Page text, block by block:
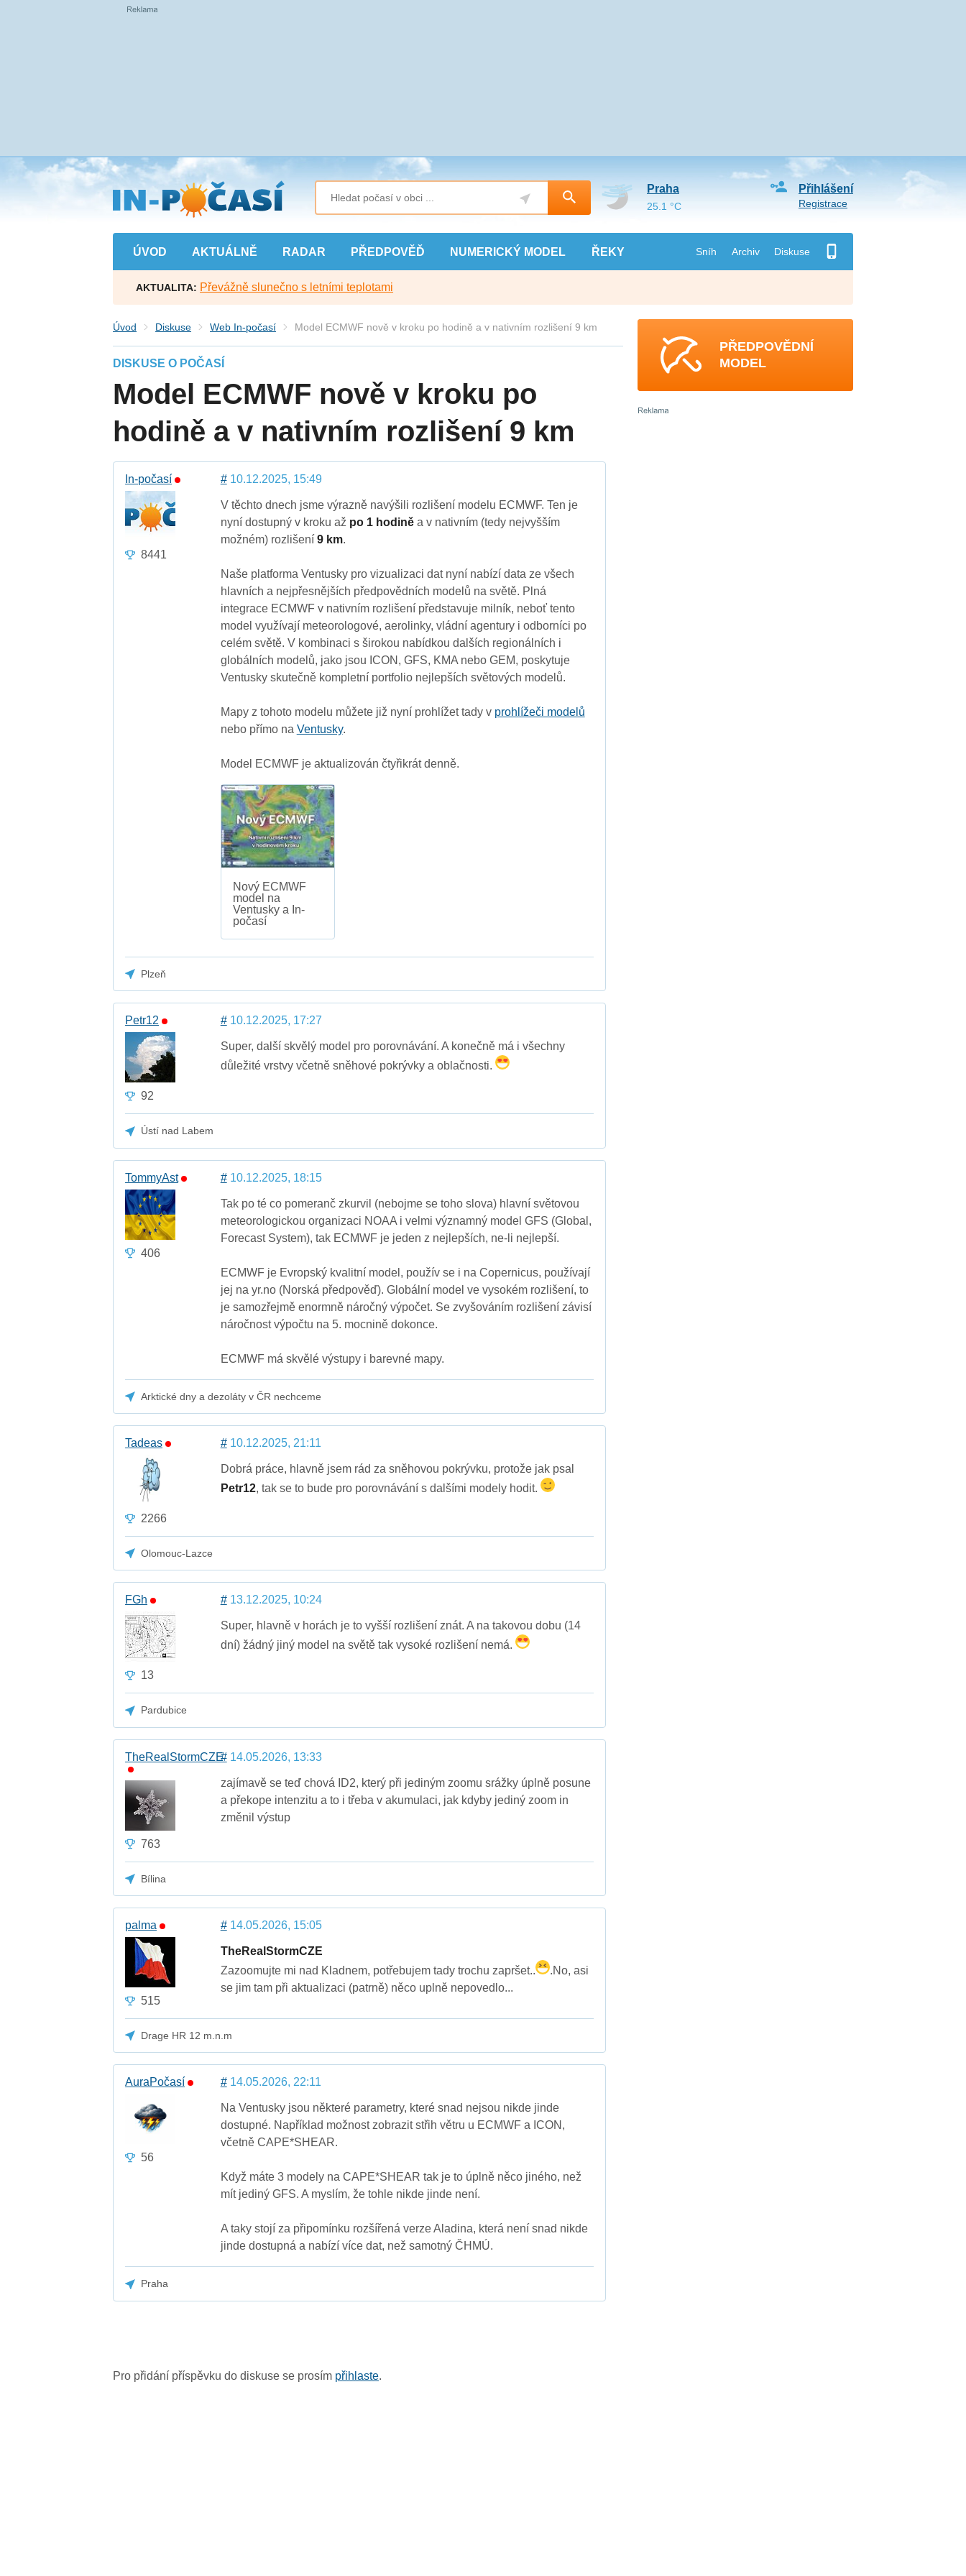
Přejít
na
hlavní
obsah
ÚVOD AKTUÁLNĚ RADAR PŘEDPOVĚĎ NUMERICKÝ MODEL ŘEKY Sníh Archiv Diskuse
Přihlášení
Registrace
Praha
25.1 °C
AKTUALITA: Převážně slunečno s letními teplotami
Úvod Diskuse Web In-počasí Model ECMWF nově v kroku po hodině a v nativním rozlišení 9 km
DISKUSE O POČASÍ
Model ECMWF nově v kroku po
hodině a v nativním rozlišení 9 km
In-počasí
8441
#10.12.2025, 15:49
V těchto dnech jsme výrazně navýšili rozlišení modelu ECMWF. Ten je
nyní dostupný v kroku až po 1 hodiněa v nativním (tedy nejvyšším
možném) rozlišení 9 km.
Naše platforma Ventusky pro vizualizaci dat nyní nabízí data ze všech
hlavních a nejpřesnějších předpovědních modelů na světě. Plná
integrace ECMWF v nativním rozlišení představuje milník, neboť tento
model využívají meteorologové, aerolinky, vládní agentury i odborníci po
celém světě. V kombinaci s širokou nabídkou dalších regionálních i
globálních modelů, jako jsou ICON, GFS, KMA nebo GEM, poskytuje
Ventusky skutečně kompletní portfolio nejlepších světových modelů.
Mapy z tohoto modelu můžete již nyní prohlížet tady v prohlížeči modelů
nebo přímo na Ventusky.
Model ECMWF je aktualizován čtyřikrát denně.
Nový ECMWF
model na
Ventusky a In-
počasí
Plzeň
Petr12
92
#10.12.2025, 17:27
Super, další skvělý model pro porovnávání. A konečně má i všechny
důležité vrstvy včetně sněhové pokrývky a oblačnosti.
Ústí nad Labem
TommyAst
406
#10.12.2025, 18:15
Tak po té co pomeranč zkurvil (nebojme se toho slova) hlavní světovou
meteorologickou organizaci NOAA i velmi významný model GFS (Global,
Forecast System), tak ECMWF je jeden z nejlepších, ne-li nejlepší.
ECMWF je Evropský kvalitní model, použív se i na Copernicus, používají
jej na yr.no (Norská předpověď). Globální model ve vysokém rozlišení, to
je samozřejmě enormně náročný výpočet. Se zvyšováním rozlišení závisí
náročnost výpočtu na 5. mocnině dokonce.
ECMWF má skvělé výstupy i barevné mapy.
Arktické dny a dezoláty v ČR nechceme
Tadeas
2266
#10.12.2025, 21:11
Dobrá práce, hlavně jsem rád za sněhovou pokrývku, protože jak psal
Petr12, tak se to bude pro porovnávání s dalšími modely hodit.
Olomouc-Lazce
FGh
13
#13.12.2025, 10:24
Super, hlavně v horách je to vyšší rozlišení znát. A na takovou dobu (14
dní) žádný jiný model na světě tak vysoké rozlišení nemá.
Pardubice
TheRealStormCZE
763
#14.05.2026, 13:33
zajímavě se teď chová ID2, který při jediným zoomu srážky úplně posune
a překope intenzitu a to i třeba v akumulaci, jak kdyby jediný zoom in
změnil výstup
Bílina
palma
515
#14.05.2026, 15:05
TheRealStormCZE
Zazoomujte mi nad Kladnem, potřebujem tady trochu zapršet..
.No, asi
se jim tam při aktualizaci (patrně) něco uplně nepovedlo...
Drage HR 12 m.n.m
AuraPočasí
56
#14.05.2026, 22:11
Na Ventusky jsou některé parametry, které snad nejsou nikde jinde
dostupné. Například možnost zobrazit střih větru u ECMWF a ICON,
včetně CAPE*SHEAR.
Když máte 3 modely na CAPE*SHEAR tak je to úplně něco jiného, než
mít jediný GFS. A myslím, že tohle nikde jinde není.
A taky stojí za připomínku rozšířená verze Aladina, která není snad nikde
jinde dostupná a nabízí více dat, než samotný ČHMÚ.
Praha
Pro přidání příspěvku do diskuse se prosím přihlaste.
PŘEDPOVĚDNÍ
MODEL